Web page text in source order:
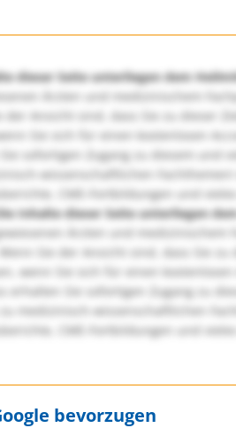
dieser Seite unterliegen dem
Ärzten und medizinischem
der Ansicht sind, dass Sie zu dieser
Sie sich für einen kostenlosen
sofortigen Zugang zu diesem und
wissenschaftlichen
CME-Fortbildungen und
Inhalte dieser Seite unterliegen
Ärzten und medizinischem
Sie der Ansicht sind, dass Sie
wenn Sie sich für einen
erhalten Sie sofortigen Zugang zu
medizinisch-wissenschaftlichen
CME-Fortbildungen und
bevorzugen